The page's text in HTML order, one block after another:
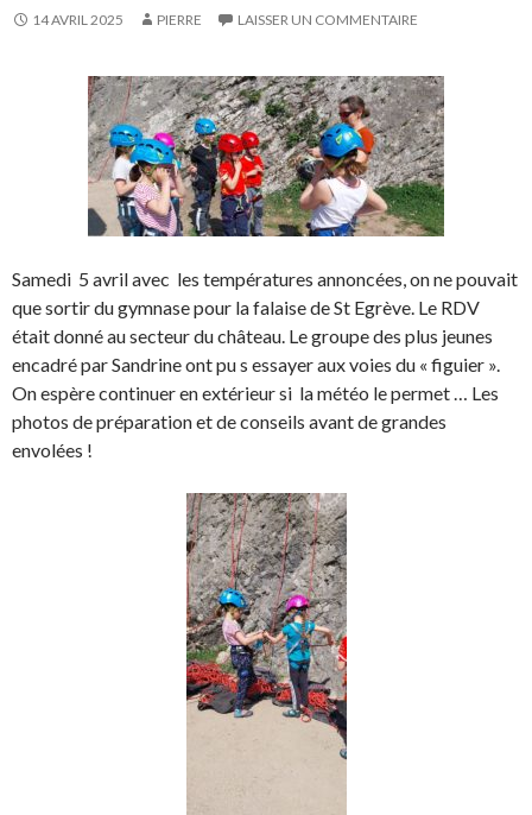
14 AVRIL 2025 PIERRE LAISSER UN COMMENTAIRE
Samedi 5 avril avec les températures annoncées, on ne pouvait
que sortir du gymnase pour la falaise de St Egrève. Le RDV
était donné au secteur du château. Le groupe des plus jeunes
encadré par Sandrine ont pu s essayer aux voies du « figuier ».
On espère continuer en extérieur si la météo le permet … Les
photos de préparation et de conseils avant de grandes
envolées !